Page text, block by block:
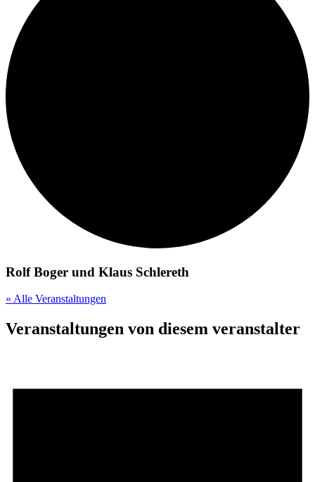
Rolf Boger und Klaus Schlereth
« Alle Veranstaltungen
Veranstaltungen von diesem veranstalter